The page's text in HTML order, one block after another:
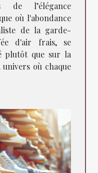
de l’élégance
où l'abondance
de la garde-
d'air frais, se
plutôt que sur la
où chaque